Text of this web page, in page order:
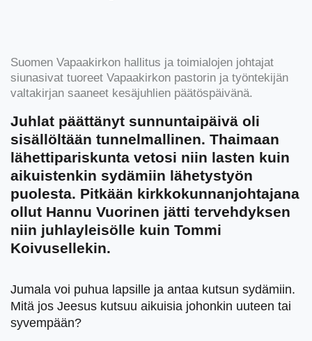
Suomen Vapaakirkon hallitus ja toimialojen johtajat
siunasivat tuoreet Vapaakirkon pastorin ja työntekijän
valtakirjan saaneet kesäjuhlien päätöspäivänä.
Juhlat päättänyt sunnuntaipäivä oli
sisällöltään tunnelmallinen. Thaimaan
lähettipariskunta vetosi niin lasten kuin
aikuistenkin sydämiin lähetystyön
puolesta. Pitkään kirkkokunnanjohtajana
ollut Hannu Vuorinen jätti tervehdyksen
niin juhlayleisölle kuin Tommi
Koivusellekin.
Jumala voi puhua lapsille ja antaa kutsun sydämiin.
Mitä jos Jeesus kutsuu aikuisia johonkin uuteen tai
syvempään?